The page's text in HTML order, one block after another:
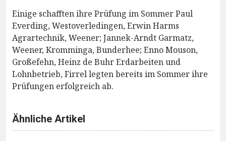
Einige schafften ihre Prüfung im Sommer Paul
Everding, Westoverledingen, Erwin Harms
Agrartechnik, Weener; Jannek-Arndt Garmatz,
Weener, Kromminga, Bunderhee; Enno Mouson,
Großefehn, Heinz de Buhr Erdarbeiten und
Lohnbetrieb, Firrel legten bereits im Sommer ihre
Prüfungen erfolgreich ab.
Ähnliche Artikel